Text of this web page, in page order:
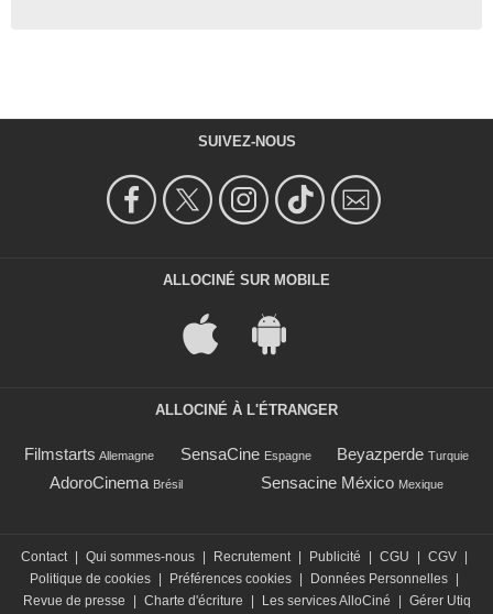
SUIVEZ-NOUS
ALLOCINÉ SUR MOBILE
ALLOCINÉ À L'ÉTRANGER
Filmstarts Allemagne SensaCine Espagne Beyazperde Turquie
AdoroCinema Brésil Sensacine México Mexique
Contact | Qui sommes-nous | Recrutement | Publicité | CGU | CGV |
Politique de cookies | Préférences cookies | Données Personnelles |
Revue de presse
| Charte d'écriture | Les services AlloCiné | Gérer Utiq